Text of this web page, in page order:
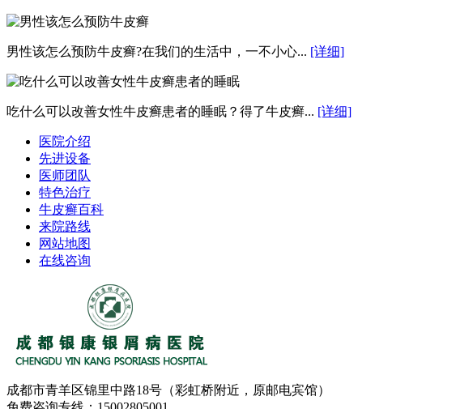
男性该怎么预防牛皮癣?在我们的生活中，一不小心... [详细]
吃什么可以改善女性牛皮癣患者的睡眠？得了牛皮癣... [详细]
医院介绍
先进设备
医师团队
特色治疗
牛皮癣百科
来院路线
网站地图
在线咨询
成都市青羊区锦里中路18号（彩虹桥附近，原邮电宾馆）